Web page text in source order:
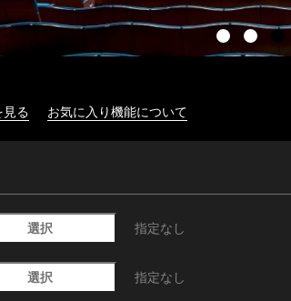
る お気に入り機能について
選択 指定なし
選択 指定なし